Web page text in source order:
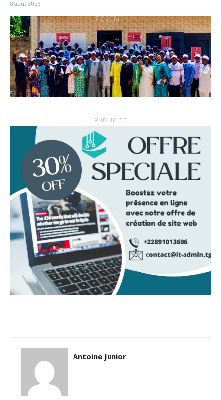
8 août 2026
― PUBLICITE ―
Antoine Junior